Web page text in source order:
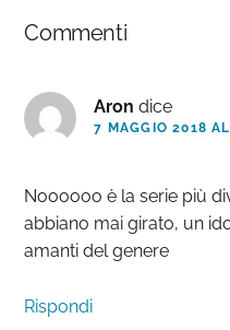
del
lettore
Commenti
Aron dice
7 MAGGIO 2018
Noooooo è la serie più
abbiano mai girato, un
amanti del genere
Rispondi